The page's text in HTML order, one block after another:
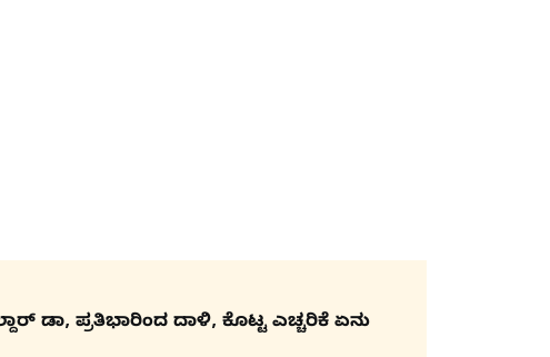
ಡಾ, ಪ್ರತಿಭಾರಿಂದ ದಾಳಿ, ಕೊಟ್ಟ ಎಚ್ಚರಿಕೆ​​ ಏನು